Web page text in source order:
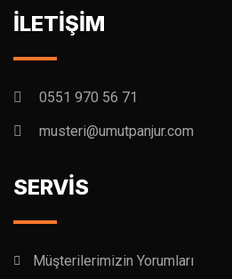
İLETİŞİM
0551 970 56 71
musteri@umutpanjur.com
SERVİS
Müşterilerimizin Yorumları